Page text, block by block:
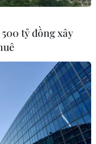
du
các
tỷ đồng xây